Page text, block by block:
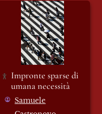
Impronte sparse di
umana necessità
Impronte sparse di
umana necessità
Samuele